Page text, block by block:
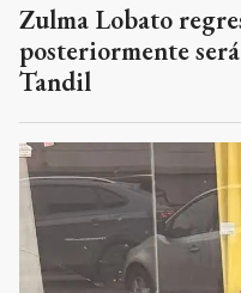
Zulma Lobato
posteriormente
Tandil